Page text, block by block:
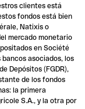
clientes está
fondos está bien
Natixis o
mercado monetario
en Société
asociados, los
Depósitos (FGDR),
de los fondos
la primera
S.A., y la otra por